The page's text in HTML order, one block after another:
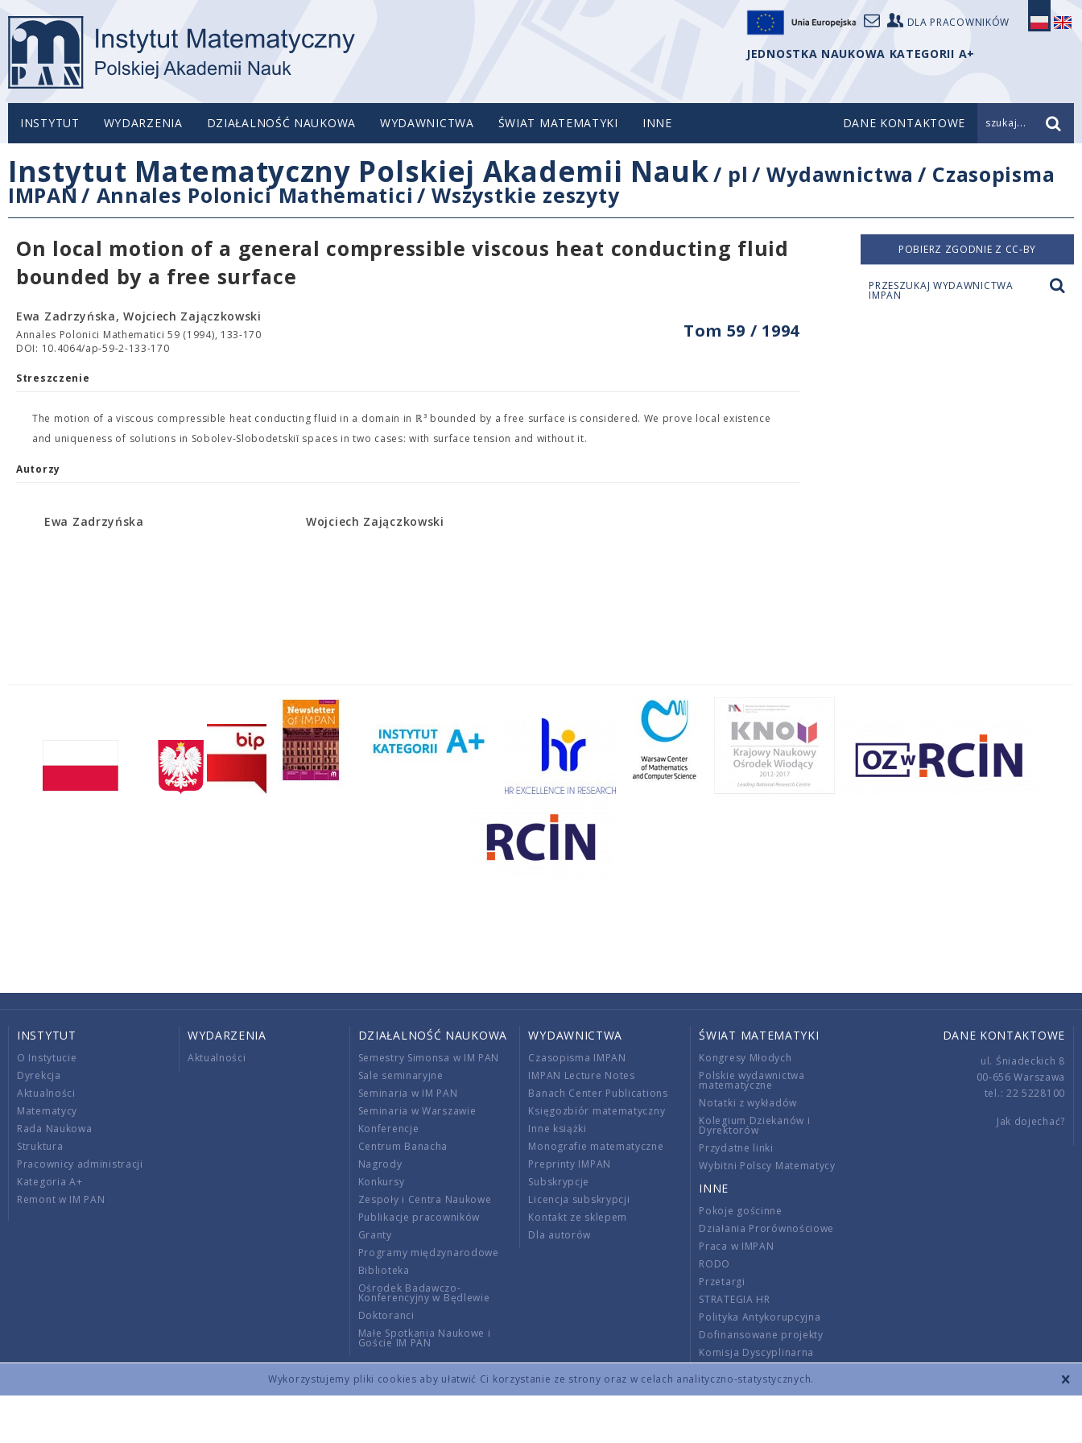
Wykorzystujemy pliki cookies aby ułatwić Ci korzystanie ze strony oraz w celach analityczno-statystycznych.
DLA PRACOWNIKÓW
JEDNOSTKA NAUKOWA KATEGORII A+
INSTYTUT WYDARZENIA DZIAŁALNOŚĆ NAUKOWA WYDAWNICTWA ŚWIAT MATEMATYKI INNE DANE KONTAKTOWE szukaj...
Instytut Matematyczny Polskiej Akademii Nauk/ pl /Wydawnictwa / Czasopisma
IMPAN / Annales Polonici Mathematici /Wszystkie zeszyty
On local motion of a general compressible viscous heat conducting fluid
bounded by a free surface
Tom 59 / 1994
Ewa Zadrzyńska, Wojciech Zajączkowski
Annales Polonici Mathematici 59 (1994), 133-170
DOI: 10.4064/ap-59-2-133-170
Streszczenie
The motion of a viscous compressible heat conducting fluid in a domain in ℝ³ bounded by a free surface is considered. We prove local existence
and uniqueness of solutions in Sobolev-Slobodetskiĭ spaces in two cases: with surface tension and without it.
Autorzy
Ewa Zadrzyńska Wojciech Zajączkowski
POBIERZ ZGODNIE Z CC-BY
PRZESZUKAJ WYDAWNICTWA
IMPAN
INSTYTUT
O Instytucie
Dyrekcja
Aktualności
Matematycy
Rada Naukowa
Struktura
Pracownicy administracji
Kategoria A+
Remont w IM PAN
WYDARZENIA
Aktualności
DZIAŁALNOŚĆ NAUKOWA
Semestry Simonsa w IM PAN
Sale seminaryjne
Seminaria w IM PAN
Seminaria w Warszawie
Konferencje
Centrum Banacha
Nagrody
Konkursy
Zespoły i Centra Naukowe
Publikacje pracowników
Granty
Programy międzynarodowe
Biblioteka
Ośrodek Badawczo-
Konferencyjny w Będlewie
Doktoranci
Małe Spotkania Naukowe i
Goście IM PAN
WYDAWNICTWA
Czasopisma IMPAN
IMPAN Lecture Notes
Banach Center Publications
Księgozbiór matematyczny
Inne książki
Monografie matematyczne
Preprinty IMPAN
Subskrypcje
Licencja subskrypcji
Kontakt ze sklepem
Dla autorów
ŚWIAT MATEMATYKI
Kongresy Młodych
Polskie wydawnictwa
matematyczne
Notatki z wykładów
Kolegium Dziekanów i
Dyrektorów
Przydatne linki
Wybitni Polscy Matematycy
INNE
Pokoje gościnne
Działania Prorównościowe
Praca w IMPAN
RODO
Przetargi
STRATEGIA HR
Polityka Antykorupcyjna
Dofinansowane projekty
Komisja Dyscyplinarna
Wnoszenie opłat
DANE KONTAKTOWE
ul. Śniadeckich 8
00-656 Warszawa
tel.: 22 5228100
Jak dojechać?